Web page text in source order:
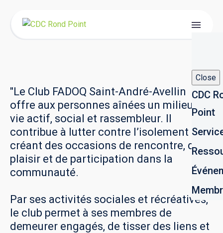
Close
CDC
Point
"Le Club FADOQ Saint-André-Avellin
offre aux personnes aînées un milieu de
vie actif, social et rassembleur. Il
contribue à lutter contre l’isolement en
créant des occasions de rencontre, de
plaisir et de participation dans la
communauté.
Par ses activités sociales et récréatives,
le club permet à ses membres de
demeurer engagés, de tisser des liens et